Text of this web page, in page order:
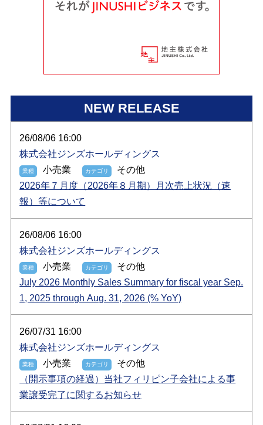
NEW RELEASE
26/08/06 16:00
株式会社ジンズホールディングス
小売業
その他
2026年７月度（2026年８月期）月次売上状況（速
報）等について
26/08/06 16:00
株式会社ジンズホールディングス
小売業
その他
July 2026 Monthly Sales Summary for fiscal year Sep.
1, 2025 through Aug. 31, 2026 (% YoY)
26/07/31 16:00
株式会社ジンズホールディングス
小売業
その他
（開示事項の経過）当社フィリピン子会社による事
業譲受完了に関するお知らせ